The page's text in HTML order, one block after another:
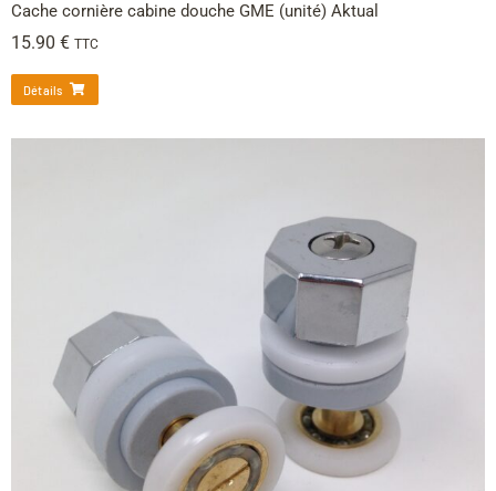
Cache cornière cabine douche GME (unité) Aktual
15.90 € TTC
Détails